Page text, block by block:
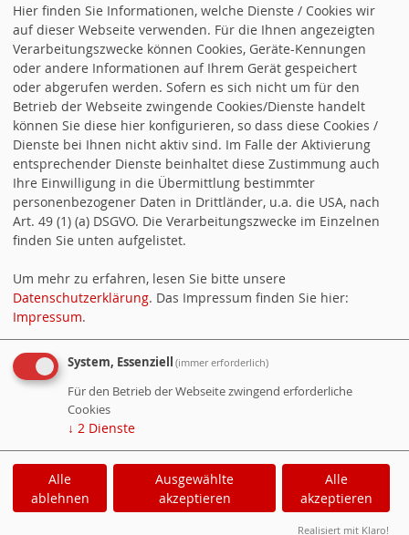
unerwartet mit 74
Jahren und damit viel zu früh verstorben
ist.
Tief betroffen haben wir die Nachricht zur
Kenntnis nehmen müssen, dass Klaus
Böhm nicht mehr lebt.
27.05.2021inAktuell
« Startseite Ältere Artikel »Alle Artikel nach
Themen sortiert
RSS-Nachrichtenticker, Adresse und Infos.
Cookie-Manager Datenschutzerklärung|
Hier finden Sie Informationen, welche Dienste / Cookies wir
auf dieser Webseite verwenden. Für die Ihnen angezeigten
Verarbeitungszwecke können Cookies, Geräte-Kennungen
oder andere Informationen auf Ihrem Gerät gespeichert
oder abgerufen werden. Sofern es sich nicht um für den
Betrieb der Webseite zwingende Cookies/Dienste handelt
können Sie diese hier konfigurieren, so dass diese Cookies /
Dienste bei Ihnen nicht aktiv sind. Im Falle der Aktivierung
entsprechender Dienste beinhaltet diese Zustimmung auch
Ihre Einwilligung in die Übermittlung bestimmter
personenbezogener Daten in Drittländer, u.a. die USA, nach
Art. 49 (1) (a) DSGVO. Die Verarbeitungszwecke im Einzelnen
finden Sie unten aufgelistet.
Um mehr zu erfahren, lesen Sie bitte unsere
Datenschutzerklärung. Das Impressum finden Sie hier:
Impressum.
System, Essenziell (immer erforderlich)
Für den Betrieb der Webseite zwingend erforderliche
Cookies
↓ 2 Dienste
Alle
ablehnen
Ausgewählte
akzeptieren
Alle
akzeptieren
Realisiert mit Klaro!